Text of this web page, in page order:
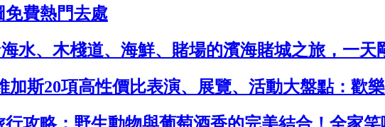
免費熱門去處
、木棧道、海鮮、賭場的濱海賭城之旅，一天
加斯20項高性價比表演、展覽、活動大盤點：歡
攻略：野生動物與葡萄酒香的完美結合！全家笑